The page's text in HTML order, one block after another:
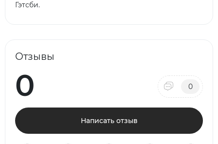
Гэтсби.
Отзывы
0 0
Написать отзыв